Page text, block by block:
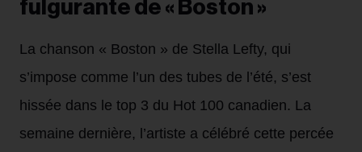
fulgurante de « Boston »
La chanson « Boston » de Stella Lefty, qui
s’impose comme l’un des tubes de l’été, s’est
hissée dans le top 3 du Hot 100 canadien. La
semaine dernière, l’artiste a célébré cette percée